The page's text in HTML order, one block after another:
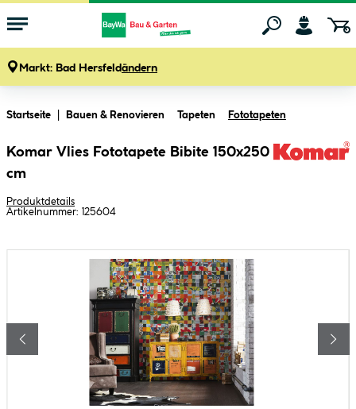
Markt: Bad Hersfeldändern
Startseite Bauen & Renovieren Tapeten Fototapeten
Komar Vlies Fototapete Bibite 150x250
cm
Produktdetails
Artikelnummer: 125604
Bildergalerie überspringen